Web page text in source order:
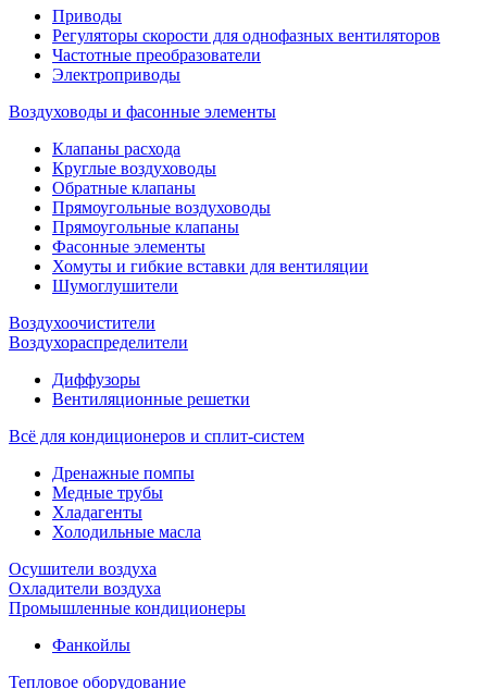
Приводы
Регуляторы скорости для однофазных вентиляторов
Частотные преобразователи
Электроприводы
Воздуховоды и фасонные элементы
Клапаны расхода
Круглые воздуховоды
Обратные клапаны
Прямоугольные воздуховоды
Прямоугольные клапаны
Фасонные элементы
Хомуты и гибкие вставки для вентиляции
Шумоглушители
Воздухоочистители
Воздухораспределители
Диффузоры
Вентиляционные решетки
Всё для кондиционеров и сплит-систем
Дренажные помпы
Медные трубы
Хладагенты
Холодильные масла
Осушители воздуха
Охладители воздуха
Промышленные кондиционеры
Фанкойлы
Тепловое оборудование